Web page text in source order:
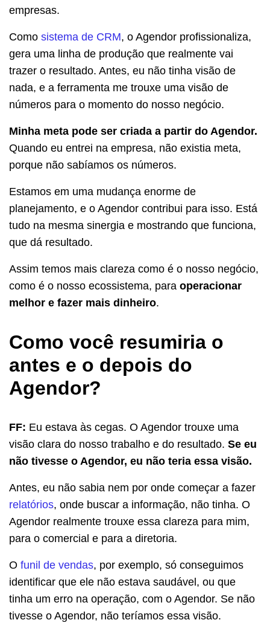
empresas.
Como sistema de CRM, o Agendor profissionaliza,
gera uma linha de produção que realmente vai
trazer o resultado. Antes, eu não tinha visão de
nada, e a ferramenta me trouxe uma visão de
números para o momento do nosso negócio.
Minha meta pode ser criada a partir do Agendor.
Quando eu entrei na empresa, não existia meta,
porque não sabíamos os números.
Estamos em uma mudança enorme de
planejamento, e o Agendor contribui para isso. Está
tudo na mesma sinergia e mostrando que funciona,
que dá resultado.
Assim temos mais clareza como é o nosso negócio,
como é o nosso ecossistema, para operacionar
melhor e fazer mais dinheiro.
Como você resumiria o
antes e o depois do
Agendor?
FF: Eu estava às cegas. O Agendor trouxe uma
visão clara do nosso trabalho e do resultado. Se eu
não tivesse o Agendor, eu não teria essa visão.
Antes, eu não sabia nem por onde começar a fazer
relatórios, onde buscar a informação, não tinha. O
Agendor realmente trouxe essa clareza para mim,
para o comercial e para a diretoria.
O funil de vendas, por exemplo, só conseguimos
identificar que ele não estava saudável, ou que
tinha um erro na operação, com o Agendor. Se não
tivesse o Agendor, não teríamos essa visão.